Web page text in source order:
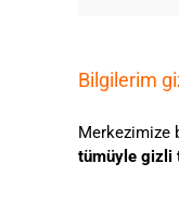
Bilgilerim
Merkezimize
tümüyle gizli